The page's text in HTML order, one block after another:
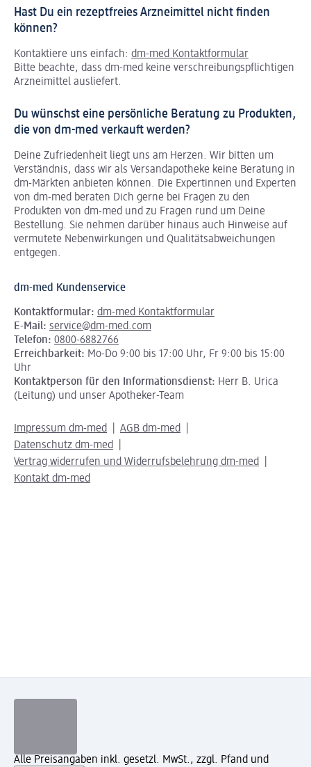
Hast Du ein rezeptfreies Arzneimittel nicht finden
können?
Kontaktiere uns einfach: dm-med Kontaktformular
Bitte beachte, dass dm-med keine verschreibungspflichtigen
Arzneimittel ausliefert.
Du wünschst eine persönliche Beratung zu Produkten,
die von dm-med verkauft werden?
Deine Zufriedenheit liegt uns am Herzen. Wir bitten um
Verständnis, dass wir als Versandapotheke keine Beratung in
dm-Märkten anbieten können. Die Expertinnen und Experten
von dm-med beraten Dich gerne bei Fragen zu den
Produkten von dm-med und zu Fragen rund um Deine
Bestellung. Sie nehmen darüber hinaus auch Hinweise auf
vermutete Nebenwirkungen und Qualitätsabweichungen
entgegen.
dm-med Kundenservice
Kontaktformular: dm-med Kontaktformular
E-Mail: service@dm-med.com
Telefon: 0800-6882766
Erreichbarkeit: Mo-Do 9:00 bis 17:00 Uhr, Fr 9:00 bis 15:00
Uhr
Kontaktperson für den Informationsdienst: Herr B. Urica
(Leitung) und unser Apotheker-Team
Impressum dm-med
AGB dm-med
Datenschutz dm-med
Vertrag widerrufen und Widerrufsbelehrung dm-med
Kontakt dm-med
Alle Preisangaben inkl. gesetzl. MwSt., zzgl. Pfand und